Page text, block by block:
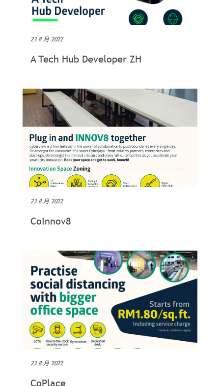
23 8 月 2022
A Tech Hub Developer ZH
23 8 月 2022
CoInnov8
23 8 月 2022
CoPlace